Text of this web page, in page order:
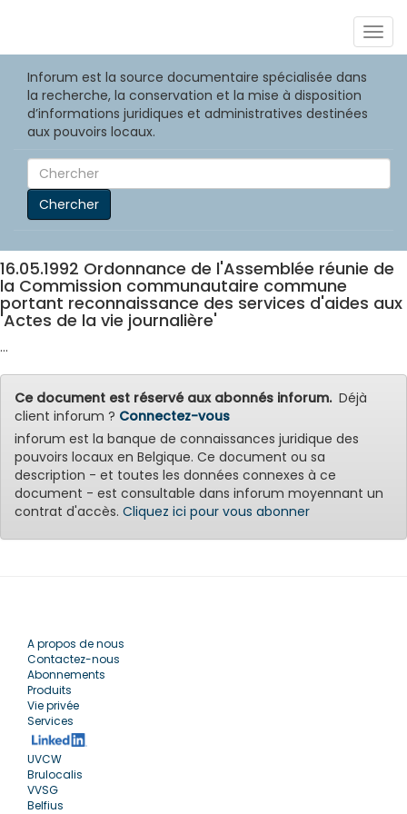
Inforum est la source documentaire spécialisée dans
la recherche, la conservation et la mise à disposition
d’informations juridiques et administratives destinées
aux pouvoirs locaux.
Chercher
16.05.1992 Ordonnance de l'Assemblée réunie de
la Commission communautaire commune
portant reconnaissance des services d'aides aux
'Actes de la vie journalière'
...
Ce document est réservé aux abonnés inforum.Déjà
client inforum ? Connectez-vous
inforum est la banque de connaissances juridique des
pouvoirs locaux en Belgique. Ce document ou sa
description - et toutes les données connexes à ce
document - est consultable dans inforum moyennant un
contrat d'accès. Cliquez ici pour vous abonner
A propos de nous
Contactez-nous
Abonnements
Produits
Vie privée
Services
UVCW
Brulocalis
VVSG
Belfius